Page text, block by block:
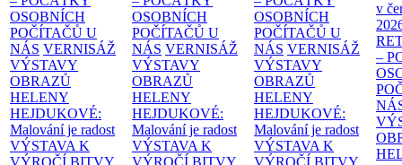
OSOBNÍCH
POČÍTAČŮ U
NÁS VERNISÁŽ
VÝSTAVY
OBRAZŮ
HELENY
HEJDUKOVÉ:
Malování je radost
VÝSTAVA K
OSOBNÍCH
POČÍTAČŮ U
NÁS VERNISÁŽ
VÝSTAVY
OBRAZŮ
HELENY
HEJDUKOVÉ:
Malování je radost
VÝSTAVA K
OSOBNÍCH
POČÍTAČŮ U
NÁS VERNISÁŽ
VÝSTAVY
OBRAZŮ
HELENY
HEJDUKOVÉ:
Malování je radost
VÝSTAVA K
v
–